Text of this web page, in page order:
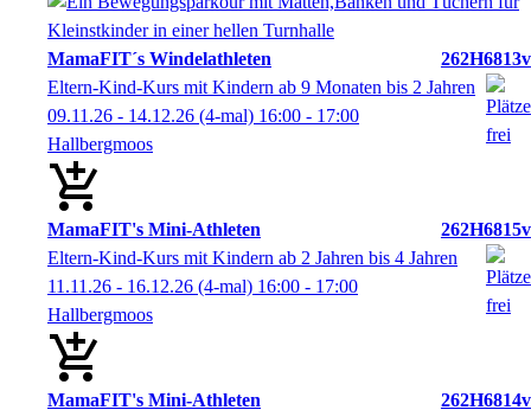
MamaFIT´s Windelathleten
262H6813v
Eltern-Kind-Kurs mit Kindern ab 9 Monaten bis 2 Jahren
09.11.26 - 14.12.26 (4-mal) 16:00 - 17:00
Hallbergmoos
MamaFIT's Mini-Athleten
262H6815v
Eltern-Kind-Kurs mit Kindern ab 2 Jahren bis 4 Jahren
11.11.26 - 16.12.26 (4-mal) 16:00 - 17:00
Hallbergmoos
MamaFIT's Mini-Athleten
262H6814v